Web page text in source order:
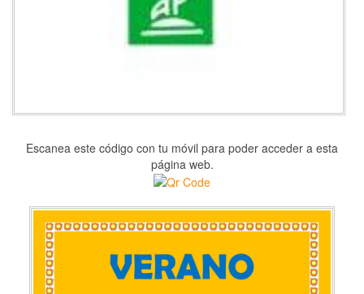
Escanea este código con tu móvil para poder acceder a esta
página web.